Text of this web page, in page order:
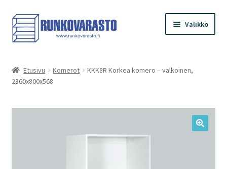
Siirry
navigointiin
Siirry
sisältöön
Valikko
Kauppa
Ostoskori
Etusivu Komerot
KKK8R Korkea komero – valkoinen,
2360x800x568